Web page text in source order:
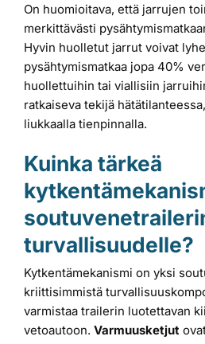
On huomioitava, että jarrujen
merkittävästi
Hyvin huolletut jarrut voivat
pysähtymismatkaa jopa 40%
huollettuihin tai viallisiin
ratkaiseva tekijä
liukkaalla tienpinnalla.
Kuinka tärkeä
turvallisuudelle?
Kytkentämekanismi on yksi
kriittisimmistä
varmistaa trailerin luotettavan
vetoautoon. Varmuusketjut